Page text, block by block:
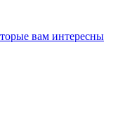
вам интересны